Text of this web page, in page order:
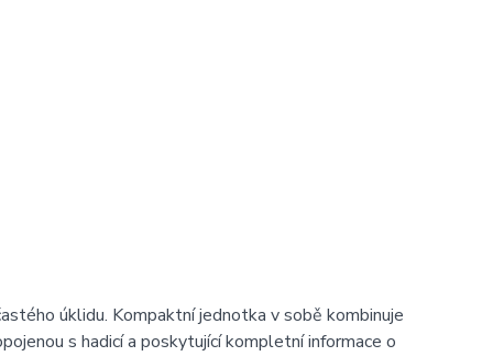
úklidu. Kompaktní jednotka v sobě kombinuje
s hadicí a poskytující kompletní informace o